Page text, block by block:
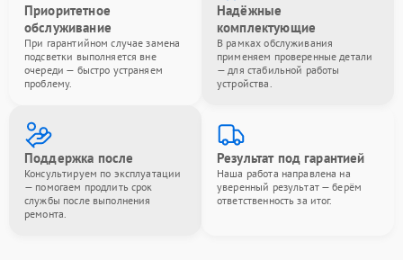
Приоритетное
обслуживание
При гарантийном случае замена
подсветки выполняется вне
очереди — быстро устраняем
проблему.
Надёжные
комплектующие
В рамках обслуживания
применяем проверенные детали
— для стабильной работы
устройства.
Поддержка после
Консультируем по эксплуатации
— помогаем продлить срок
службы после выполнения
ремонта.
Результат под гарантией
Наша работа направлена на
уверенный результат — берём
ответственность за итог.